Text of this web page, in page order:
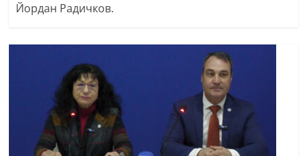
Йордан Радичков.